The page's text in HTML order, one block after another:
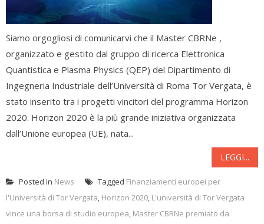
Siamo orgogliosi di comunicarvi che il Master CBRNe ,
organizzato e gestito dal gruppo di ricerca Elettronica
Quantistica e Plasma Physics (QEP) del Dipartimento di
Ingegneria Industriale dell’Università di Roma Tor Vergata, è
stato inserito tra i progetti vincitori del programma Horizon
2020. Horizon 2020 è la più grande iniziativa organizzata
dall’Unione europea (UE), nata...
LEGGI...
Posted in News Tagged Finanziamenti europei per
l'Università di Tor Vergata, Horizon 2020, L'università di Tor Vergata
vince una borsa di studio europea, Master CBRNe premiato da